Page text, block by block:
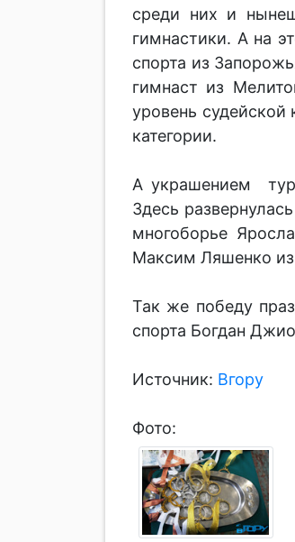
среди них и
гимнастики. А на
спорта из
гимнаст из
уровень
категории.
А украшением
Здесь
многоборье
Максим Ляшенко из
Так же победу
спорта Богдан
Источник: Вгору
Фото: